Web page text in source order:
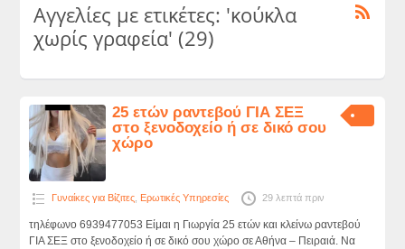
Αγγελίες με ετικέτες: 'κούκλα
χωρίς γραφεία' (29)
25 ετών ραντεβού ΓΙΑ ΣΕΞ
στο ξενοδοχείο ή σε δικό σου
χώρο
Γυναίκες για Βίζιτες, Ερωτικές Υπηρεσίες 29 λεπτά πριν
τηλέφωνο 6939477053 Είμαι η Γιωργία 25 ετών και κλείνω ραντεβού
ΓΙΑ ΣΕΞ στο ξενοδοχείο ή σε δικό σου χώρο σε Αθήνα – Πειραιά. Να